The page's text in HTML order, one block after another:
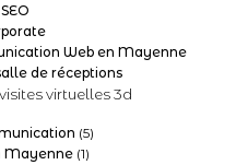
Web en Mayenne
de réceptions
virtuelles 3d
(5)
Mayenne(1)